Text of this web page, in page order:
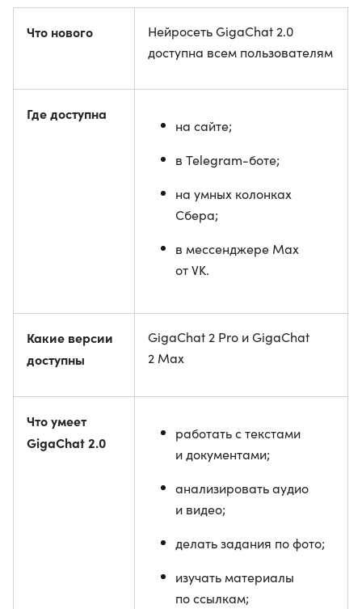
Что нового
Нейросеть GigaChat 2.0
доступна всем пользователям
Где доступна
на сайте;
в Telegram-боте;
на умных колонках
Сбера;
в мессенджере Max
от VK.
Какие версии
доступны
GigaChat 2 Pro и GigaChat
2 Max
Что умеет
GigaChat 2.0
работать с текстами
и документами;
анализировать аудио
и видео;
делать задания по фото;
изучать материалы
по ссылкам;